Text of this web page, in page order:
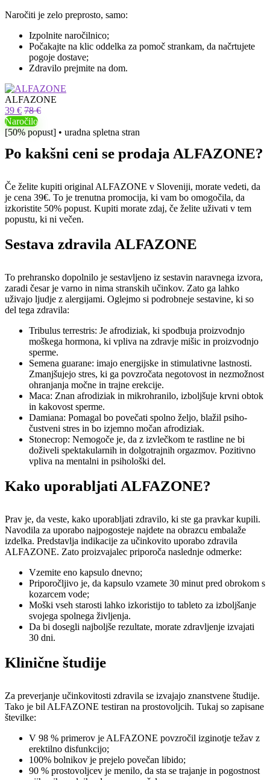
Naročiti je zelo preprosto, samo:
Izpolnite naročilnico;
Počakajte na klic oddelka za pomoč strankam, da načrtujete
pogoje dostave;
Zdravilo prejmite na dom.
ALFAZONE
39 € 78 €
Naročilo
[50% popust] • uradna spletna stran
Po kakšni ceni se prodaja ALFAZONE?
Če želite kupiti original ALFAZONE v Sloveniji, morate vedeti, da
je cena 39€. To je trenutna promocija, ki vam bo omogočila, da
izkoristite 50% popust. Kupiti morate zdaj, če želite uživati ​​v tem
popustu, ki ni večen.
Sestava zdravila ALFAZONE
To prehransko dopolnilo je sestavljeno iz sestavin naravnega izvora,
zaradi česar je varno in nima stranskih učinkov. Zato ga lahko
uživajo ljudje z alergijami. Oglejmo si podrobneje sestavine, ki so
del tega zdravila:
Tribulus terrestris: Je afrodiziak, ki spodbuja proizvodnjo
moškega hormona, ki vpliva na zdravje mišic in proizvodnjo
sperme.
Semena guarane: imajo energijske in stimulativne lastnosti.
Zmanjšujejo stres, ki ga povzročata negotovost in nezmožnost
ohranjanja močne in trajne erekcije.
Maca: Znan afrodiziak in mikrohranilo, izboljšuje krvni obtok
in kakovost sperme.
Damiana: Pomagal bo povečati spolno željo, blažil psiho-
čustveni stres in bo izjemno močan afrodiziak.
Stonecrop: Nemogoče je, da z izvlečkom te rastline ne bi
doživeli spektakularnih in dolgotrajnih orgazmov. Pozitivno
vpliva na mentalni in psihološki del.
Kako uporabljati ALFAZONE?
Prav je, da veste, kako uporabljati zdravilo, ki ste ga pravkar kupili.
Navodila za uporabo najpogosteje najdete na obrazcu embalaže
izdelka. Predstavlja indikacije za učinkovito uporabo zdravila
ALFAZONE. Zato proizvajalec priporoča naslednje odmerke:
Vzemite eno kapsulo dnevno;
Priporočljivo je, da kapsulo vzamete 30 minut pred obrokom s
kozarcem vode;
Moški vseh starosti lahko izkoristijo to tableto za izboljšanje
svojega spolnega življenja.
Da bi dosegli najboljše rezultate, morate zdravljenje izvajati
30 dni.
Klinične študije
Za preverjanje učinkovitosti zdravila se izvajajo znanstvene študije.
Tako je bil ALFAZONE testiran na prostovoljcih. Tukaj so zapisane
številke:
V 98 % primerov je ALFAZONE povzročil izginotje težav z
erektilno disfunkcijo;
100% bolnikov je prejelo povečan libido;
90 % prostovoljcev je menilo, da sta se trajanje in pogostnost